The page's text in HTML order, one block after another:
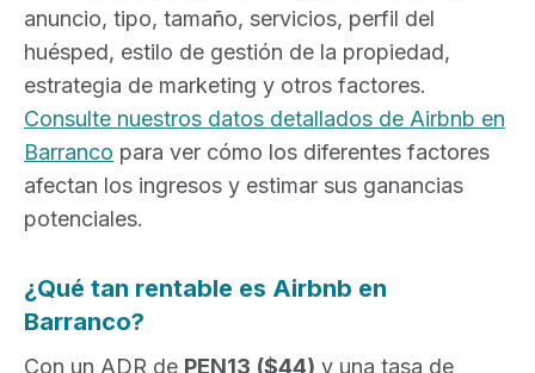
anuncio, tipo, tamaño, servicios, perfil del
huésped, estilo de gestión de la propiedad,
estrategia de marketing y otros factores.
Consulte nuestros datos detallados de Airbnb en
Barranco para ver cómo los diferentes factores
afectan los ingresos y estimar sus ganancias
potenciales.
¿Qué tan rentable es Airbnb en
Barranco?
Con un ADR de PEN13 ($44) y una tasa de